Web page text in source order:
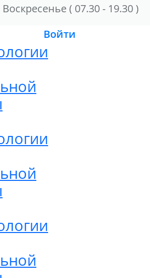
( 07.30 - 19.30 )
Войти